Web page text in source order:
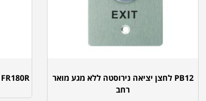
PB12 לחצן יציאה נירוסטה ללא מגע מואר
רחב
FR180R בקר תווי פנים משולב בקורא קרבה